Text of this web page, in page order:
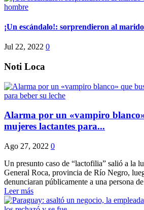
¡Un escándalo!: sorprendieron al
Jul 22, 2022 0
Noti Loca
Alarma por un «vampiro
mujeres lactantes para...
Ago 27, 2022 0
Un presunto caso de “lactofilia” salió a la
General Roca, provincia de Río Negro,
denunciaran públicamente a una persona
Leer más